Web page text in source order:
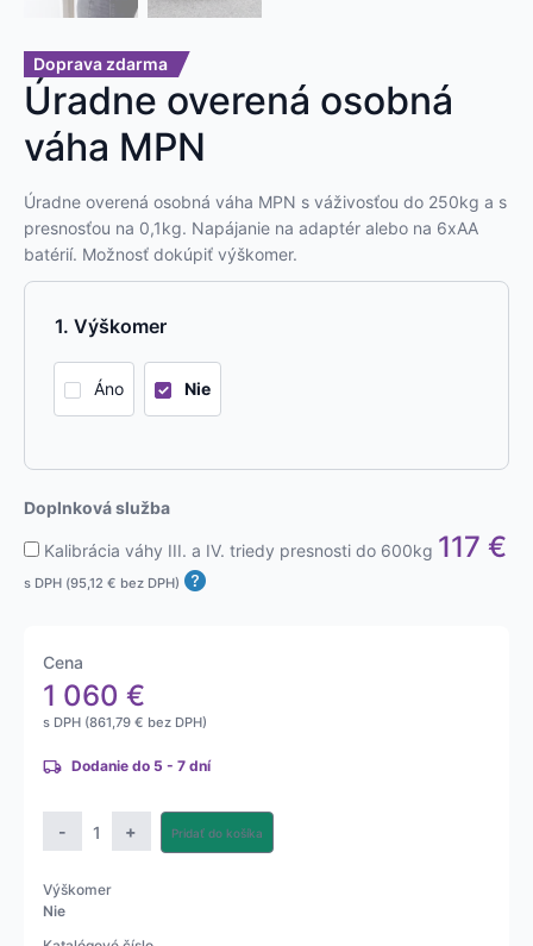
Doprava zdarma
Úradne overená osobná
váha MPN
Úradne overená osobná váha MPN s váživosťou do 250kg a s
presnosťou na 0,1kg. Napájanie na adaptér alebo na 6xAA
batérií. Možnosť dokúpiť výškomer.
Výškomer
Áno Nie
Doplnková služba
Kalibrácia váhy III. a IV. triedy presnosti do 600kg 117 €
s DPH (95,12 € bez DPH)
Cena
1 060 €
s DPH (861,79 € bez DPH)
Dodanie do 5 - 7 dní
-
množstvo
Úradne
osobná
+ Pridať do košíka
Výškomer
Nie